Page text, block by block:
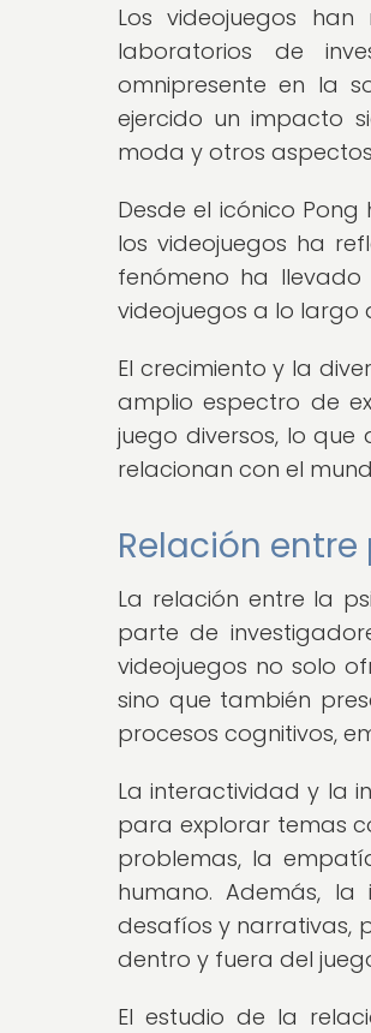
Los videojuegos
laboratorios de
omnipresente en la
ejercido un impacto
moda y otros
Desde el icónico
los videojuegos ha
fenómeno ha
videojuegos a lo largo
El crecimiento y la
amplio espectro de
juego diversos, lo
relacionan con el
Relación
La relación entre la
parte de
videojuegos no solo
sino que también
procesos cognitivos,
La interactividad y la
para explorar temas
problemas, la
humano. Además, la
desafíos y narrativas,
dentro y fuera del
El estudio de la